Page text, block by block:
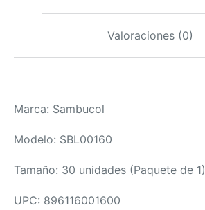
cantidad
Valoraciones (0)
Marca: Sambucol
Modelo: SBL00160
Tamaño: 30 unidades (Paquete de 1)
UPC: 896116001600